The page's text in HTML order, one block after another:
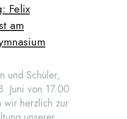
Felix
am
und Schüler,
Juni von 17.00
wir herzlich zur